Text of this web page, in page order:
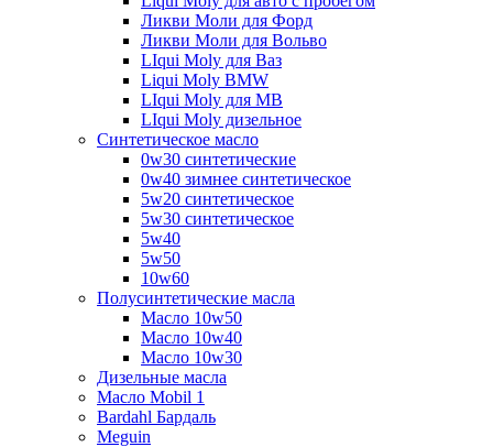
Ликви Моли для Форд
Ликви Моли для Вольво
LIqui Moly для Ваз
Liqui Moly BMW
LIqui Moly для MB
LIqui Moly дизельное
Синтетическое масло
0w30 синтетические
0w40 зимнее синтетическое
5w20 синтетическое
5w30 синтетическое
5w40
5w50
10w60
Полусинтетические масла
Масло 10w50
Масло 10w40
Масло 10w30
Дизельные масла
Масло Mobil 1
Bardahl Бардаль
Meguin